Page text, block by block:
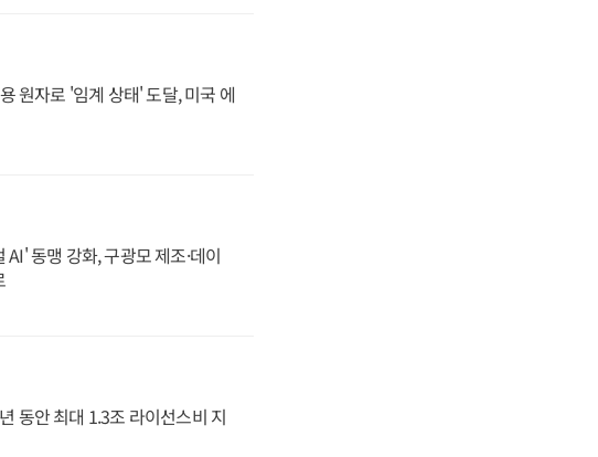
원자로 '임계 상태' 도달, 미국 에
동맹 강화, 구광모 제조·데이
동안 최대 1.3조 라이선스비 지